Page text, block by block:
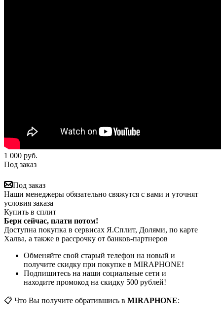
1 000 руб.
Под заказ
Под заказ
Наши менеджеры обязательно свяжутся с вами и уточнят
условия заказа
Купить в сплит
Бери сейчас, плати потом!
Доступна покупка в сервисах Я.Сплит, Долями, по карте
Халва, а также в рассрочку от банков-партнеров
Обменяйте свой старый телефон на новый и
получите скидку при покупке в MIRAPHONE!
Подпишитесь на наши социальные сети и
находите промокод на скидку 500 рублей!
📋 Что Вы получите обратившись в MIRAPHONE: